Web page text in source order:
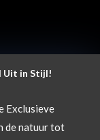
Uit in Stijl!
Exclusieve
de natuur tot